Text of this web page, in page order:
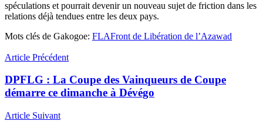
spéculations et pourrait devenir un nouveau sujet de friction dans les
relations déjà tendues entre les deux pays.
Mots clés de Gakogoe: FLAFront de Libération de l’Azawad
Article Précédent
DPFLG : La Coupe des Vainqueurs de Coupe
démarre ce dimanche à Dévégo
Article Suivant